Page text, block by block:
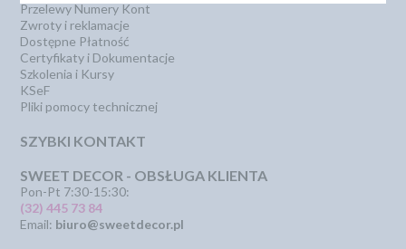
Przelewy Numery Kont
Zwroty i reklamacje
Dostępne Płatność
Certyfikaty i Dokumentacje
Szkolenia i Kursy
KSeF
Pliki pomocy technicznej
SZYBKI KONTAKT
SWEET DECOR - OBSŁUGA KLIENTA
Pon-Pt 7:30-15:30:
(32) 445 73 84
Email: biuro@sweetdecor.pl